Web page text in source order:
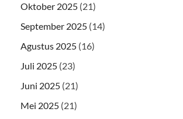
Oktober 2025 (21)
September 2025 (14)
Agustus 2025 (16)
Juli 2025 (23)
Juni 2025 (21)
Mei 2025 (21)